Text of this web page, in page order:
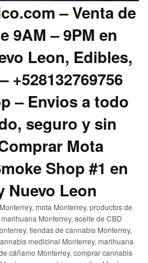
– Venta de
9AM – 9PM en
Leon, Edibles,
+528132769756
– Envios a todo
seguro y sin
Mota
Shop #1 en
Nuevo Leon
mota Monterrey, productos de
Monterrey, aceite de CBD
tiendas de cannabis Monterrey,
medicinal Monterrey, marihuana
cáñamo Monterrey, comprar cannabis